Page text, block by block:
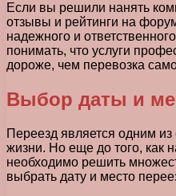
Если вы решили нанять
отзывы и рейтинги на
надежного и
понимать, что услуги
дороже, чем перевозка
Выбор даты и
Переезд является одним
жизни. Но еще до того, как
необходимо решить
выбрать дату и место